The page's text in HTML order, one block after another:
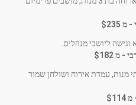
$235
וגישה ליושבי מנהלים.
$182
מנות, עמדת אירוח ושולחן שמור
$114